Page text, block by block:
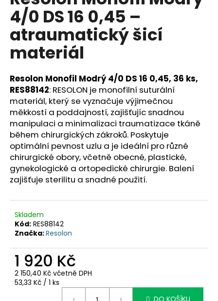
0,0
z
5
hvězdiček.
4/0 DS 16 0,45 –
atraumatický šicí
materiál
Resolon Monofil Modrý 4/0 DS 16 0,45, 36 ks,
RES88142: RESOLON je monofilní suturální
materiál, který se vyznačuje výjimečnou
měkkostí a poddajností, zajišťujíc snadnou
manipulaci a minimalizaci traumatizace tkáně
během chirurgických zákroků. Poskytuje
optimální pevnost uzlu a je ideální pro různé
chirurgické obory, včetně obecné, plastické,
gynekologické a ortopedické chirurgie. Balení
zajišťuje sterilitu a snadné použití.
Skladem
Kód: RES88142
Značka:Resolon
1 920 Kč
2 150,40 Kč včetně DPH
Měrná
53,33 Kč / 1 ks
a
j
í
t
?
HLEDAT
D
o
p
r
u
č
u
e
m
e